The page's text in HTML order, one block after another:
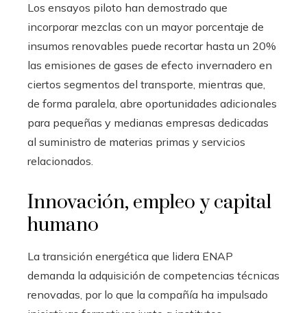
Los ensayos piloto han demostrado que
incorporar mezclas con un mayor porcentaje de
insumos renovables puede recortar hasta un 20%
las emisiones de gases de efecto invernadero en
ciertos segmentos del transporte, mientras que,
de forma paralela, abre oportunidades adicionales
para pequeñas y medianas empresas dedicadas
al suministro de materias primas y servicios
relacionados.
Innovación, empleo y capital
humano
La transición energética que lidera ENAP
demanda la adquisición de competencias técnicas
renovadas, por lo que la compañía ha impulsado